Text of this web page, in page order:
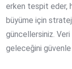
erken tespit eder,
büyüme için
güncellersiniz.
geleceğini